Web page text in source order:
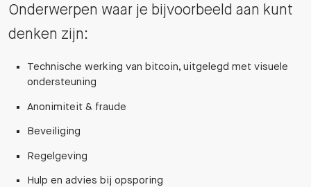
Onderwerpen waar je bijvoorbeeld aan kunt
denken zijn:
Technische werking van bitcoin, uitgelegd met visuele
ondersteuning
Anonimiteit & fraude
Beveiliging
Regelgeving
Hulp en advies bij opsporing